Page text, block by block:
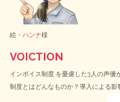
絵・ ハンナ様
VOICTION
インボイス制度 を憂慮した3人の声優
制度とはどんなものか？導入による